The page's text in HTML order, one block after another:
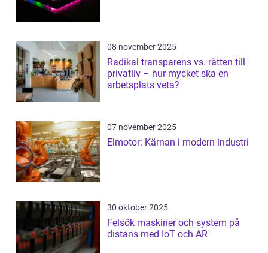
08 november 2025
Radikal transparens vs. rätten till
privatliv – hur mycket ska en
arbetsplats veta?
07 november 2025
Elmotor: Kärnan i modern industri
30 oktober 2025
Felsök maskiner och system på
distans med IoT och AR